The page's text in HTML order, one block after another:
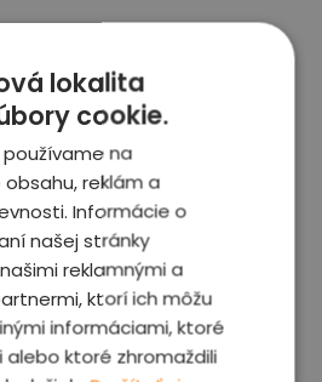
aj interiéru nafotíme
lokalita
cookie.
na
reklám a
Informácie o
našej stránky
reklamnými a
ktorí ich môžu
informáciami, ktoré
alebo ktoré zhromaždili